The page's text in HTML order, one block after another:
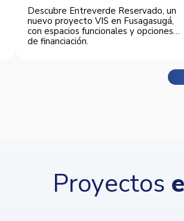
Descubre Entreverde Reservado, un
nuevo proyecto VIS en Fusagasugá,
con espacios funcionales y opciones
de financiación.
Proyectos